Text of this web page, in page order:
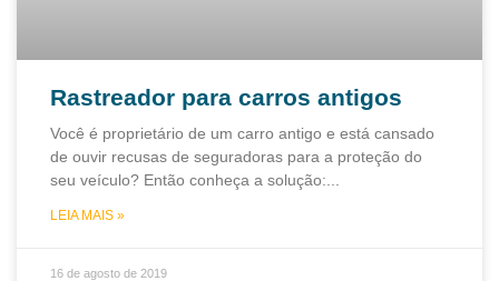
Rastreador para carros antigos
Você é proprietário de um carro antigo e está cansado
de ouvir recusas de seguradoras para a proteção do
seu veículo? Então conheça a solução:
LEIA MAIS »
16 de agosto de 2019